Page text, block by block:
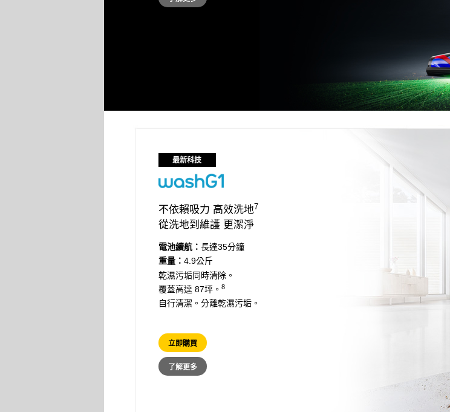
最新科技
不依賴吸力 高效洗地7
從洗地到維護 更潔淨
電池續航： 長達35分鐘
重量： 4.9公斤
乾濕污垢同時清除。
覆蓋高達 87坪。 8
自行清潔。分離乾濕污垢。
立即購買
了解更多